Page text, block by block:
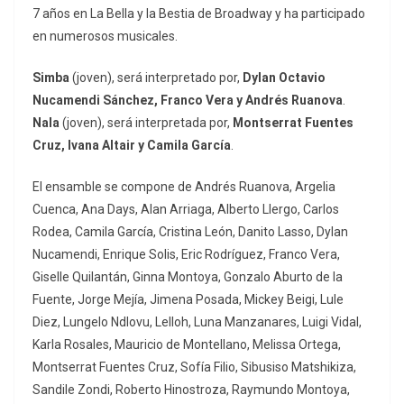
7 años en La Bella y la Bestia de Broadway y ha participado
en numerosos musicales.
Simba (joven), será interpretado por, Dylan Octavio
Nucamendi Sánchez, Franco Vera y Andrés Ruanova
Nala (joven), será interpretada por, Montserrat Fuentes
Cruz, Ivana Altair y Camila García
El ensamble se compone de Andrés Ruanova, Argelia
Cuenca, Ana Days, Alan Arriaga, Alberto Llergo, Carlos
Rodea, Camila García, Cristina León, Danito Lasso, Dylan
Nucamendi, Enrique Solis, Eric Rodríguez, Franco Vera,
Giselle Quilantán, Ginna Montoya, Gonzalo Aburto de la
Fuente, Jorge Mejía, Jimena Posada, Mickey Beigi, Lule
Diez, Lungelo Ndlovu, Lelloh, Luna Manzanares, Luigi Vidal,
Karla Rosales, Mauricio de Montellano, Melissa Ortega,
Montserrat Fuentes Cruz, Sofía Filio, Sibusiso Matshikiza,
Sandile Zondi, Roberto Hinostroza, Raymundo Montoya,